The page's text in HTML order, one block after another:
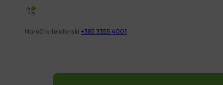
Naručite telefonski +385 3355 4001